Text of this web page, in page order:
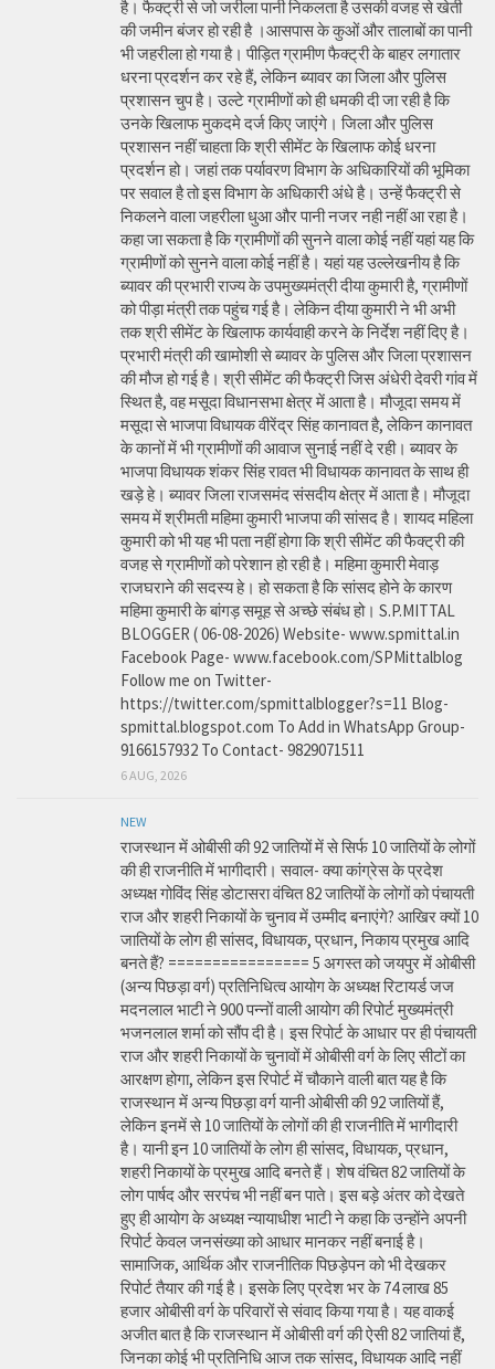
है। फैक्ट्री से जो जरीला पानी निकलता है उसकी वजह से खेती
की जमीन बंजर हो रही है ।आसपास के कुओं और तालाबों का पानी
भी जहरीला हो गया है। पीड़ित ग्रामीण फैक्ट्री के बाहर लगातार
धरना प्रदर्शन कर रहे हैं, लेकिन ब्यावर का जिला और पुलिस
प्रशासन चुप है। उल्टे ग्रामीणों को ही धमकी दी जा रही है कि
उनके खिलाफ मुकदमे दर्ज किए जाएंगे। जिला और पुलिस
प्रशासन नहीं चाहता कि श्री सीमेंट के खिलाफ कोई धरना
प्रदर्शन हो। जहां तक पर्यावरण विभाग के अधिकारियों की भूमिका
पर सवाल है तो इस विभाग के अधिकारी अंधे है। उन्हें फैक्ट्री से
निकलने वाला जहरीला धुआ और पानी नजर नही नहीं आ रहा है।
कहा जा सकता है कि ग्रामीणों की सुनने वाला कोई नहीं यहां यह कि
ग्रामीणों को सुनने वाला कोई नहीं है। यहां यह उल्लेखनीय है कि
ब्यावर की प्रभारी राज्य के उपमुख्यमंत्री दीया कुमारी है, ग्रामीणों
को पीड़ा मंत्री तक पहुंच गई है। लेकिन दीया कुमारी ने भी अभी
तक श्री सीमेंट के खिलाफ कार्यवाही करने के निर्देश नहीं दिए है।
प्रभारी मंत्री की खामोशी से ब्यावर के पुलिस और जिला प्रशासन
की मौज हो गई है। श्री सीमेंट की फैक्ट्री जिस अंधेरी देवरी गांव में
स्थित है, वह मसूदा विधानसभा क्षेत्र में आता है। मौजूदा समय में
मसूदा से भाजपा विधायक वीरेंद्र सिंह कानावत है, लेकिन कानावत
के कानों में भी ग्रामीणों की आवाज सुनाई नहीं दे रही। ब्यावर के
भाजपा विधायक शंकर सिंह रावत भी विधायक कानावत के साथ ही
खड़े हे। ब्यावर जिला राजसमंद संसदीय क्षेत्र में आता है। मौजूदा
समय में श्रीमती महिमा कुमारी भाजपा की सांसद है। शायद महिला
कुमारी को भी यह भी पता नहीं होगा कि श्री सीमेंट की फैक्ट्री की
वजह से ग्रामीणों को परेशान हो रही है। महिमा कुमारी मेवाड़
राजघराने की सदस्य हे। हो सकता है कि सांसद होने के कारण
महिमा कुमारी के बांगड़ समूह से अच्छे संबंध हो। S.P.MITTAL
BLOGGER ( 06-08-2026) Website- www.spmittal.in
Facebook Page- www.facebook.com/SPMittalblog
Follow me on Twitter-
https://twitter.com/spmittalblogger?s=11 Blog-
spmittal.blogspot.com To Add in WhatsApp Group-
9166157932 To Contact- 9829071511
6 AUG, 2026
NEW
राजस्थान में ओबीसी की 92 जातियों में से सिर्फ 10 जातियों के लोगों
की ही राजनीति में भागीदारी। सवाल- क्या कांग्रेस के प्रदेश
अध्यक्ष गोविंद सिंह डोटासरा वंचित 82 जातियों के लोगों को पंचायती
राज और शहरी निकायों के चुनाव में उम्मीद बनाएंगे? आखिर क्यों 10
जातियों के लोग ही सांसद, विधायक, प्रधान, निकाय प्रमुख आदि
बनते हैं? ================ 5 अगस्त को जयपुर में ओबीसी
(अन्य पिछड़ा वर्ग) प्रतिनिधित्व आयोग के अध्यक्ष रिटायर्ड जज
मदनलाल भाटी ने 900 पन्नों वाली आयोग की रिपोर्ट मुख्यमंत्री
भजनलाल शर्मा को सौंप दी है। इस रिपोर्ट के आधार पर ही पंचायती
राज और शहरी निकायों के चुनावों में ओबीसी वर्ग के लिए सीटों का
आरक्षण होगा, लेकिन इस रिपोर्ट में चौकाने वाली बात यह है कि
राजस्थान में अन्य पिछड़ा वर्ग यानी ओबीसी की 92 जातियों हैं,
लेकिन इनमें से 10 जातियों के लोगों की ही राजनीति में भागीदारी
है। यानी इन 10 जातियों के लोग ही सांसद, विधायक, प्रधान,
शहरी निकायों के प्रमुख आदि बनते हैं। शेष वंचित 82 जातियों के
लोग पार्षद और सरपंच भी नहीं बन पाते। इस बड़े अंतर को देखते
हुए ही आयोग के अध्यक्ष न्यायाधीश भाटी ने कहा कि उन्होंने अपनी
रिपोर्ट केवल जनसंख्या को आधार मानकर नहीं बनाई है।
सामाजिक, आर्थिक और राजनीतिक पिछड़ेपन को भी देखकर
रिपोर्ट तैयार की गई है। इसके लिए प्रदेश भर के 74 लाख 85
हजार ओबीसी वर्ग के परिवारों से संवाद किया गया है। यह वाकई
अजीत बात है कि राजस्थान में ओबीसी वर्ग की ऐसी 82 जातियां हैं,
जिनका कोई भी प्रतिनिधि आज तक सांसद, विधायक आदि नहीं